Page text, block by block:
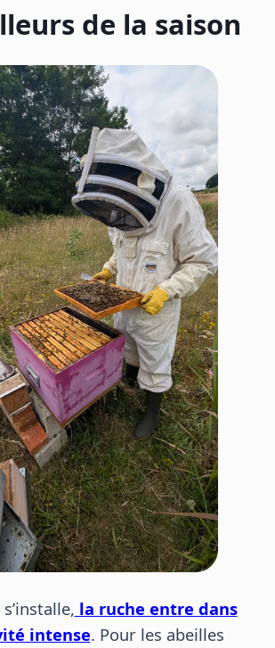
de la saison
la ruche entre dans
intense. Pour les abeilles